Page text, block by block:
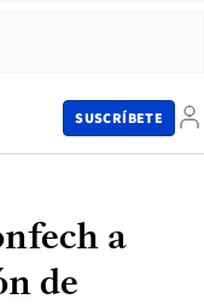
SUSCRÍBETE
a
de